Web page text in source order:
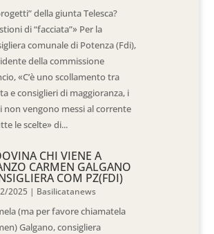
della giunta Telesca?
di “facciata”» Per la
comunale di Potenza (Fdi),
della commissione
«C’è uno scollamento tra
e consiglieri di maggioranza, i
non vengono messi al corrente
le scelte» di...
CHI VIENE A
CARMEN GALGANO
COM PZ(FDI)
2025 | Basilicatanews
(ma per favore chiamatela
Galgano, consigliera